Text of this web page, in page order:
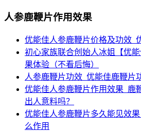
人参鹿鞭片作用效果
优能佳人参鹿鞭片价格及功效_
初心家族联合创始人冰姐【优
果体验（不看后悔）
人参鹿鞭片功效_优能佳鹿鞭片
优能佳人参鹿鞭片作用效果_鹿
出人意料吗？
优能佳人参鹿鞭片多久能见效
么作用